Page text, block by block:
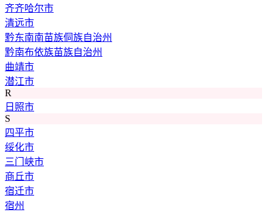
齐齐哈尔市
清远市
黔东南南苗族侗族自治州
黔南布依族苗族自治州
曲靖市
潜江市
R
日照市
S
四平市
绥化市
三门峡市
商丘市
宿迁市
宿州